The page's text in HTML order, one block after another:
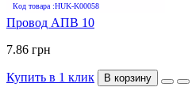
Код товара :HUK-K00058
Провод АПВ 10
7.86 грн
Купить в 1 клик В корзину